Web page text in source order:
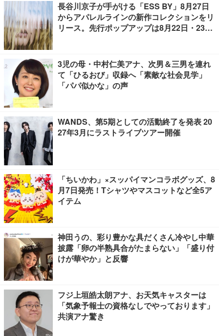
長谷川京子が手がける「ESS BY」8月27日
からアパレルラインの新作コレクションをリ
リース。先行ポップアップは8月22日・23日
3児の母・中村仁美アナ、次男＆三男を連れ
て「ひるおび」収録へ「素敵な社会見学」
「パパ似かな」の声
WANDS、第5期としての活動終了を発表 20
27年3月にラストライブツアー開催
「ちいかわ」×スッパイマンコラボグッズ、8
月7日発売！Tシャツやマスコットなど全5ア
イテム
神田うの、彩り豊かな具だくさん冷やし中華
披露「卵の半熟具合がたまらない」「盛り付
けが華やか」と反響
フジ上垣皓太朗アナ、お天気キャスターは
「気象予報士の資格なしでやっております」
共演アナ驚き